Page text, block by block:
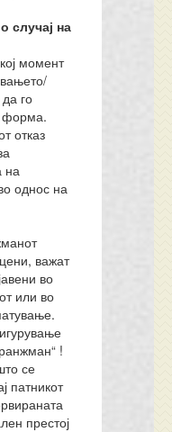
случај на
момент
го
форма.
отказ
на
однос на
важат
во
или во
!
се
патникот
престој